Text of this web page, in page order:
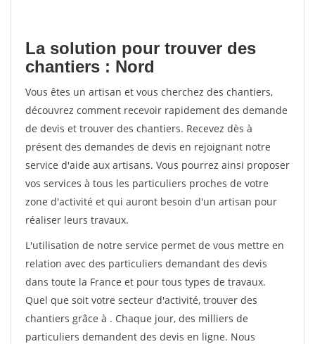
La solution pour trouver des
chantiers : Nord
Vous êtes un artisan et vous cherchez des chantiers,
découvrez comment recevoir rapidement des demande
de devis et trouver des chantiers. Recevez dès à
présent des demandes de devis en rejoignant notre
service d'aide aux artisans. Vous pourrez ainsi proposer
vos services à tous les particuliers proches de votre
zone d'activité et qui auront besoin d'un artisan pour
réaliser leurs travaux.
L'utilisation de notre service permet de vous mettre en
relation avec des particuliers demandant des devis
dans toute la France et pour tous types de travaux.
Quel que soit votre secteur d'activité, trouver des
chantiers grâce à . Chaque jour, des milliers de
particuliers demandent des devis en ligne. Nous